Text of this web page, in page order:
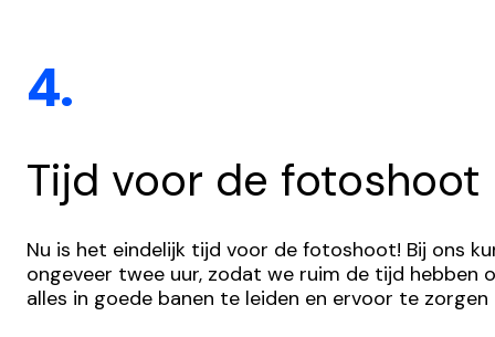
4.
Tijd voor de fotoshoot
Nu is het eindelijk tijd voor de fotoshoot! Bij ons
ongeveer twee uur, zodat we ruim de tijd hebben
alles in goede banen te leiden en ervoor te